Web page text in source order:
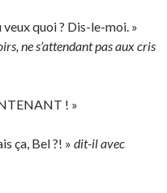
veux quoi ? Dis-le-moi. »
ne s’attendant pas aux cris
! »
ça, Bel ?! » dit-il avec